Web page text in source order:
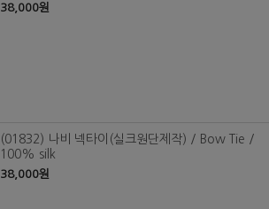
38,000원
(01832) 나비 넥타이(실크원단제작) / Bow Tie /
100% silk
38,000원